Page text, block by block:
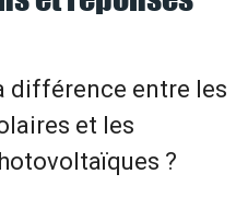
différence entre les
et les
?